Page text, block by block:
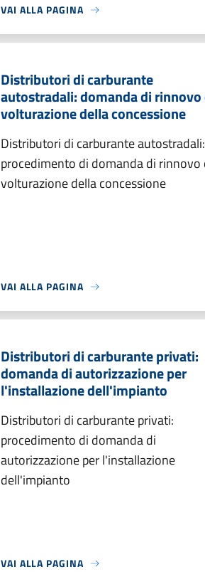
VAI ALLA PAGINA
Distributori di carburante
autostradali: domanda di rinnovo
volturazione della concessione
Distributori di carburante autostradali:
procedimento di domanda di rinnovo
volturazione della concessione
VAI ALLA PAGINA
Distributori di carburante privati:
domanda di autorizzazione per
l'installazione dell'impianto
Distributori di carburante privati:
procedimento di domanda di
autorizzazione per l'installazione
dell'impianto
VAI ALLA PAGINA